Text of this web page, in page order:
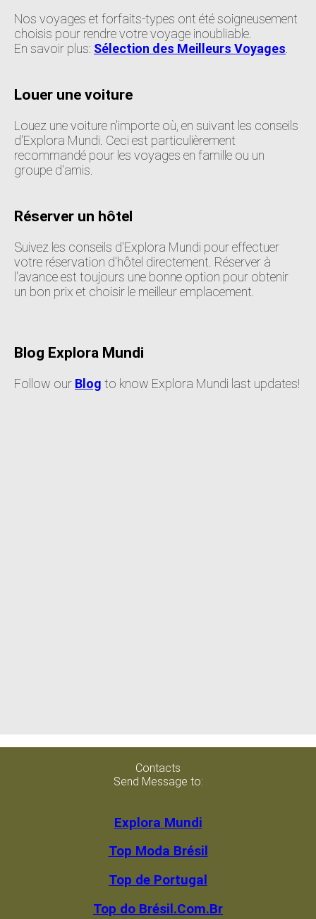
Nos voyages et forfaits-types ont été soigneusement
choisis pour rendre votre voyage inoubliable.
En savoir plus: Sélection des Meilleurs Voyages
Louer une voiture
Louez une voiture n'importe où, en suivant les conseils
d'Explora Mundi. Ceci est particulièrement
recommandé pour les voyages en famille ou un
groupe d'amis.
Réserver un hôtel
Suivez les conseils d'Explora Mundi pour effectuer
votre réservation d'hôtel directement. Réserver à
l'avance est toujours une bonne option pour obtenir
un bon prix et choisir le meilleur emplacement.
Blog Explora Mundi
Follow our Blog to know Explora Mundi last updates!
Contacts
Send Message to:
Explora Mundi
Top Moda Brésil
Top de Portugal
Top do Brésil.Com.Br